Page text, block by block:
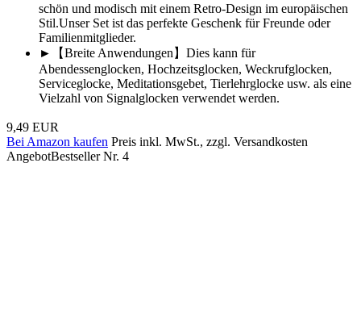
schön und modisch mit einem Retro-Design im europäischen
Stil.Unser Set ist das perfekte Geschenk für Freunde oder
Familienmitglieder.
►【Breite Anwendungen】Dies kann für
Abendessenglocken, Hochzeitsglocken, Weckrufglocken,
Serviceglocke, Meditationsgebet, Tierlehrglocke usw. als eine
Vielzahl von Signalglocken verwendet werden.
9,49 EUR
Bei Amazon kaufen Preis inkl. MwSt., zzgl. Versandkosten
AngebotBestseller Nr. 4